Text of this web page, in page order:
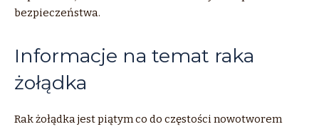
bezpieczeństwa.
Informacje na temat raka
żołądka
Rak żołądka jest piątym co do częstości nowotworem